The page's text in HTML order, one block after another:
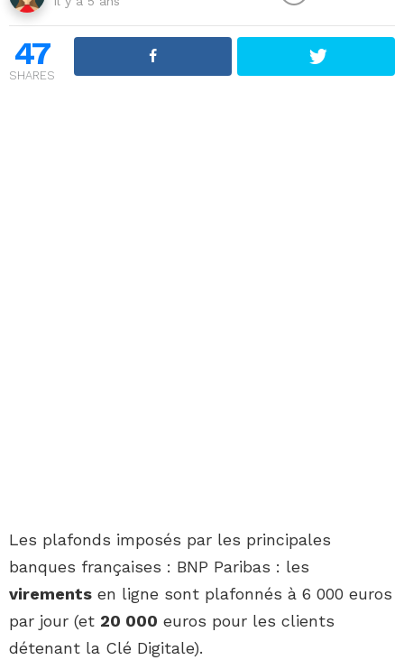
47
SHARES
Les plafonds imposés par les principales
banques françaises : BNP Paribas : les
virements en ligne sont plafonnés à 6 000 euros
par jour (et 20 000 euros pour les clients
détenant la Clé Digitale).